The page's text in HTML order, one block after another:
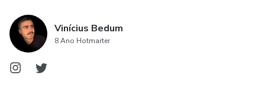
Vinícius Bedum
8 Ano Hotmarter